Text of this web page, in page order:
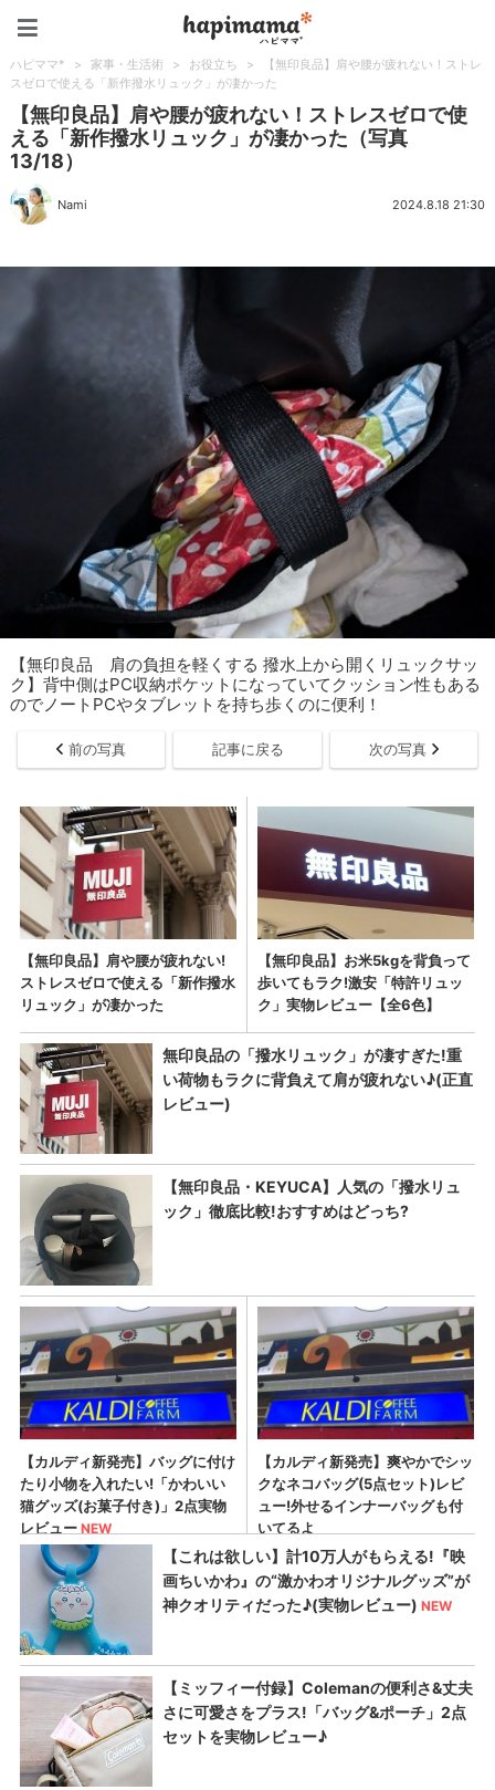
ハピママ* > 家事・生活術 > お役立ち >
【無印良品】肩や腰が疲れない！ストレ
スゼロで使える「新作撥水リュック」が凄かった
【無印良品】肩や腰が疲れない！ストレスゼロで使
える「新作撥水リュック」が凄かった（写真
13/18）
Nami 2024.8.18 21:30
【無印良品 肩の負担を軽くする 撥水上から開くリュックサッ
ク】背中側はPC収納ポケットになっていてクッション性もある
のでノートPCやタブレットを持ち歩くのに便利！
前の写真 記事に戻る 次の写真